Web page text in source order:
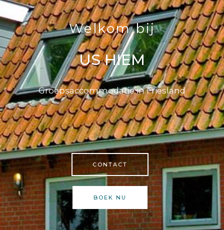
Welkom bij
US HIEM
Groepsaccommodatie in Friesland
CONTACT
BOEK NU